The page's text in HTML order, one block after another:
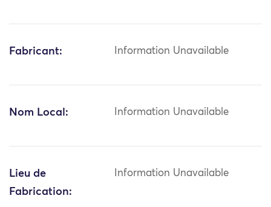
Fabricant: Information Unavailable
Nom Local: Information Unavailable
Lieu de
Fabrication:
Information Unavailable